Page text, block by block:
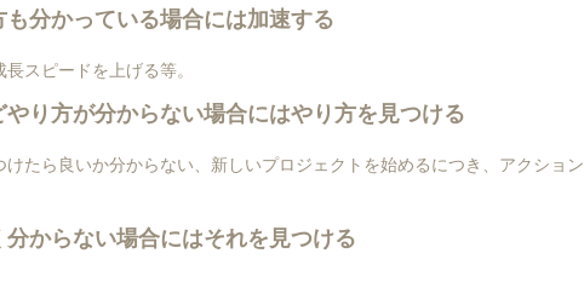
分かっている場合には加速する
スピードを上げる等。
り方が分からない場合にはやり方を見つける
たら良いか分からない、新しいプロジェクトを始めるにつき、アクション
からない場合にはそれを見つける